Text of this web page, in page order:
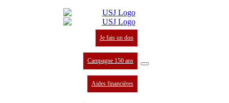
Je fais un don
Campagne 150 ans
Aides financières